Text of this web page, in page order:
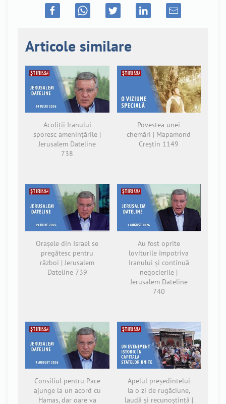
Articole similare
Acoliții Iranului
sporesc amenințările |
Jerusalem Dateline
738
Povestea unei
chemări | Mapamond
Creștin 1149
Orașele din Israel se
pregătesc pentru
război | Jerusalem
Dateline 739
Au fost oprite
loviturile împotriva
Iranului și continuă
negocierile |
Jerusalem Dateline
740
Consiliul pentru Pace
ajunge la un acord cu
Hamas, dar oare va
Apelul președintelui
la o zi de rugăciune,
laudă și recunoștință |